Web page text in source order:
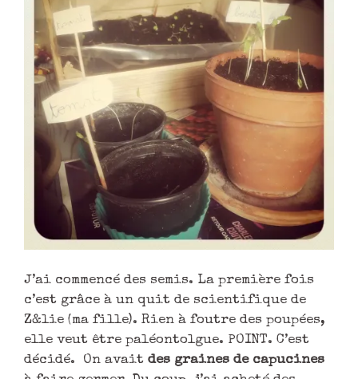
J’ai commencé des semis. La première fois
c’est grâce à un quit de scientifique de
Z&lie (ma fille). Rien à foutre des poupées,
elle veut être paléontolgue. POINT. C’est
décidé. On avait des graines de capucines